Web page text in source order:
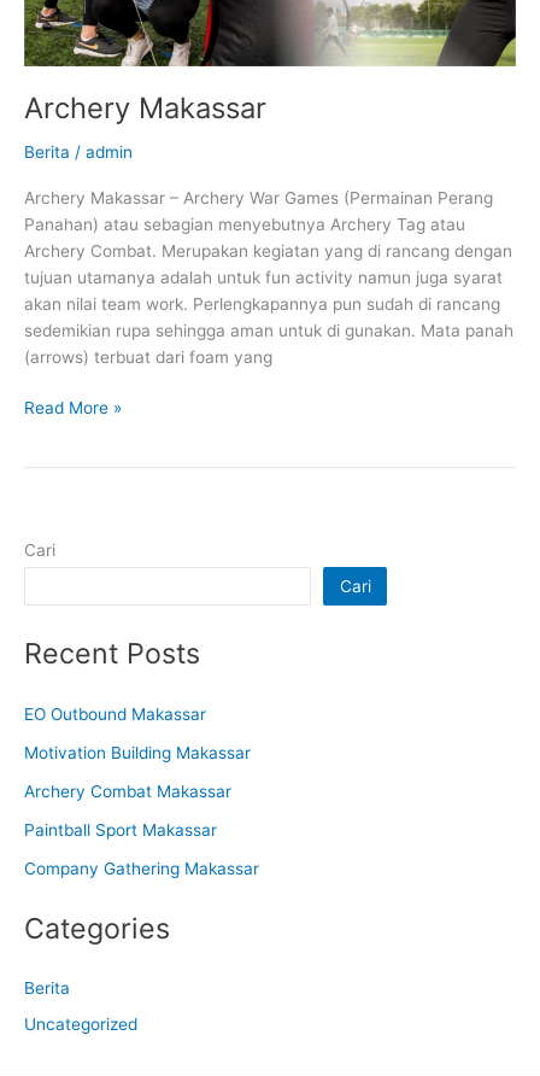
Archery Makassar
Berita / admin
Archery Makassar – Archery War Games (Permainan Perang
Panahan) atau sebagian menyebutnya Archery Tag atau
Archery Combat. Merupakan kegiatan yang di rancang dengan
tujuan utamanya adalah untuk fun activity namun juga syarat
akan nilai team work. Perlengkapannya pun sudah di rancang
sedemikian rupa sehingga aman untuk di gunakan. Mata panah
(arrows) terbuat dari foam yang
Read More »
Cari
Cari
Recent Posts
EO Outbound Makassar
Motivation Building Makassar
Archery Combat Makassar
Paintball Sport Makassar
Company Gathering Makassar
Categories
Berita
Uncategorized